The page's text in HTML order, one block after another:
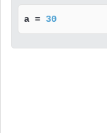
a = 30